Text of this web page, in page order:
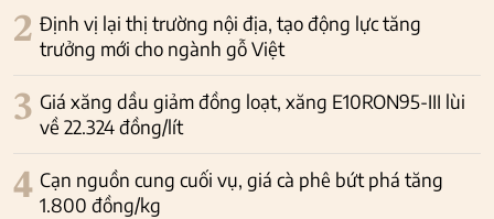
2 Định vị lại thị trường nội địa, tạo động lực tăng
trưởng mới cho ngành gỗ Việt
3 Giá xăng dầu giảm đồng loạt, xăng E10RON95-III lùi
về 22.324 đồng/lít
4 Cạn nguồn cung cuối vụ, giá cà phê bứt phá tăng
1.800 đồng/kg